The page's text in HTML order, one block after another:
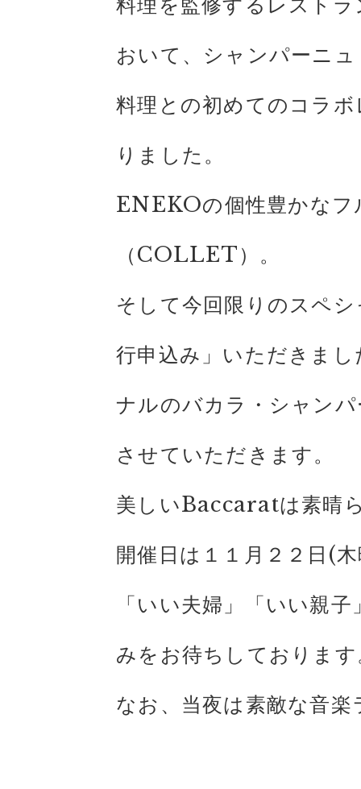
料理を監修するレスト
おいて、シャンパーニ
料理との初めてのコラ
りました。
ENEKOの個性豊かな
（COLLET）。
そして今回限りのスペ
行申込み」いただきま
ナルのバカラ・シャン
させていただきます。
美しいBaccaratは素晴
開催日は１１月２２日(
「いい夫婦」「いい親
みをお待ちしております
なお、当夜は素敵な音